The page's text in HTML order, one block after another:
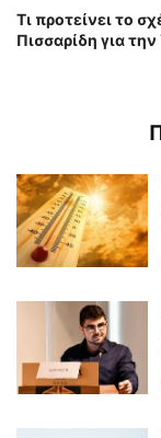
Τι προτείνει το
Πισσαρίδη για την